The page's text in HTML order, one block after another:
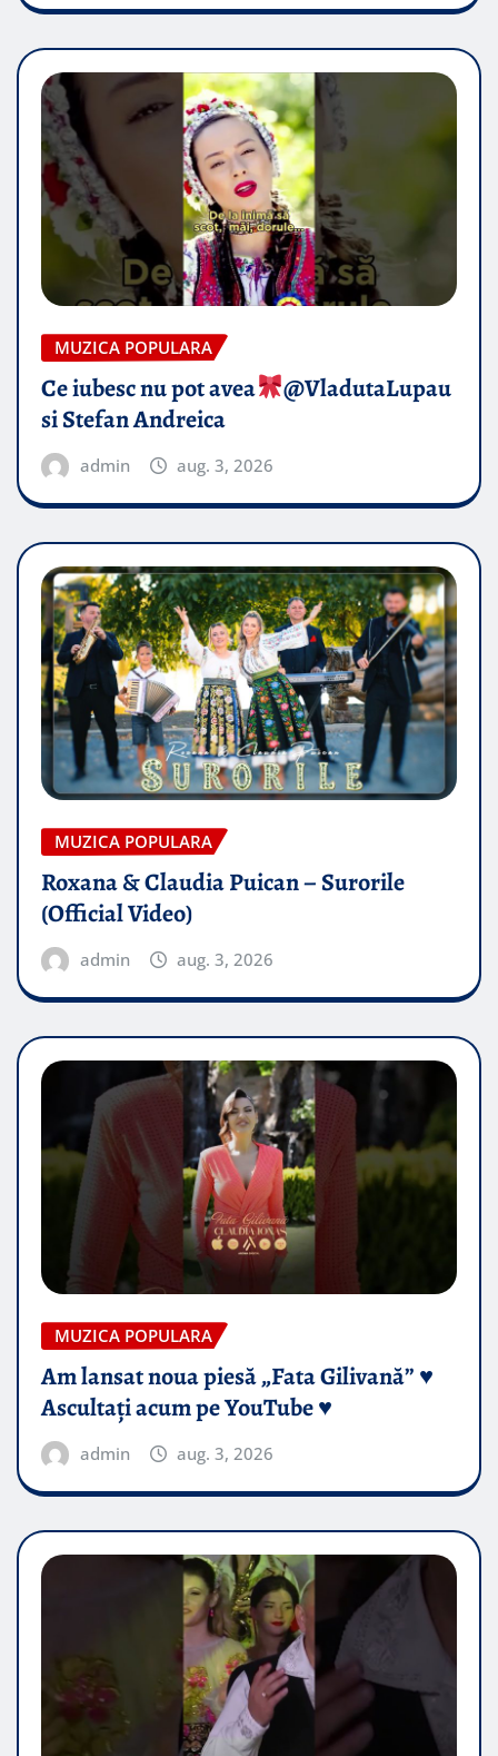
MUZICA POPULARA
Ce iubesc nu pot avea
​@VladutaLupau
si Stefan Andreica
admin aug. 3, 2026
MUZICA POPULARA
Roxana & Claudia Puican – Surorile
(Official Video)
admin aug. 3, 2026
MUZICA POPULARA
Am lansat noua piesă „Fata Gilivană” ♥️
Ascultați acum pe YouTube ♥️
admin aug. 3, 2026